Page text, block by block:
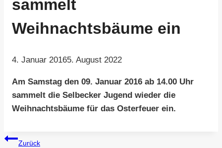
sammelt
Weihnachtsbäume ein
4. Januar 20165. August 2022
Am Samstag den 09. Januar 2016 ab 14.00 Uhr
sammelt die Selbecker Jugend wieder die
Weihnachtsbäume für das Osterfeuer ein.
Beitragsnavigation
Zurück